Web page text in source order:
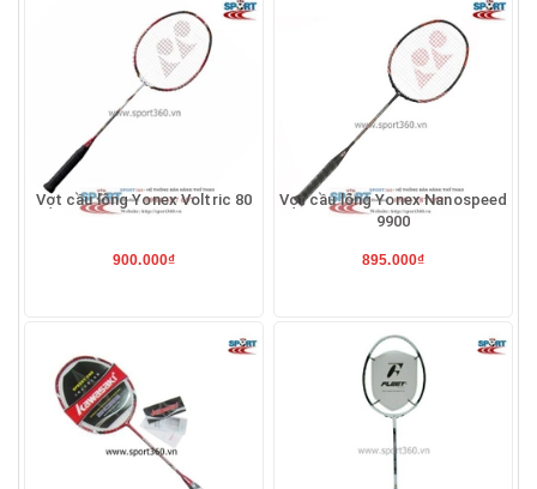
Vợt cầu lông Yonex Voltric 80
900.000₫
Vợt cầu lông Yonex Nanospeed
9900
895.000₫